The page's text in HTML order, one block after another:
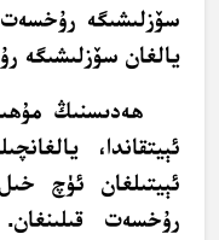
سۆزلىشىگە رۇخسەت
يالغان سۆزلىشىگە
ھەدىسنىڭ
ئېيتقاندا،
ئېيتىلغان ئۈچ
رۇخسەت